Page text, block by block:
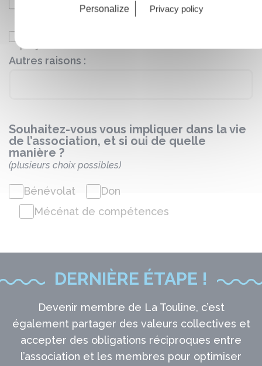
Acquis de l’Expérience)
Autres raisons :
Souhaitez-vous vous impliquer dans la vie
de l’association, et si oui de quelle
manière ?
(plusieurs choix possibles)
Bénévolat
Don
Mécénat de compétences
DERNIÈRE ÉTAPE !
Devenir membre de La Touline, c’est
également partager des valeurs collectives et
accepter des obligations réciproques entre
l’association et les membres pour optimiser
Personalize Privacy policy